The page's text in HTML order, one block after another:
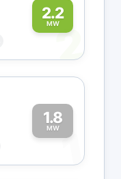
2.2
MW2
1.8
MW1